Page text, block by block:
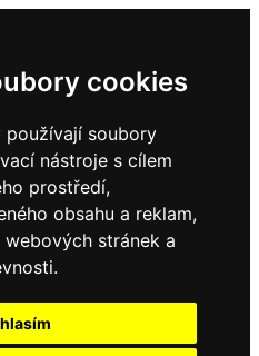
cookies
soubory
nástroje s cílem
prostředí,
obsahu a reklam,
stránek a